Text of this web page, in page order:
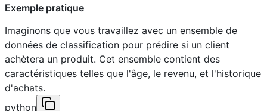
Exemple pratique
Imaginons que vous travaillez avec un ensemble de
données de classification pour prédire si un client
achètera un produit. Cet ensemble contient des
caractéristiques telles que l'âge, le revenu, et l'historique
d'achats.
python